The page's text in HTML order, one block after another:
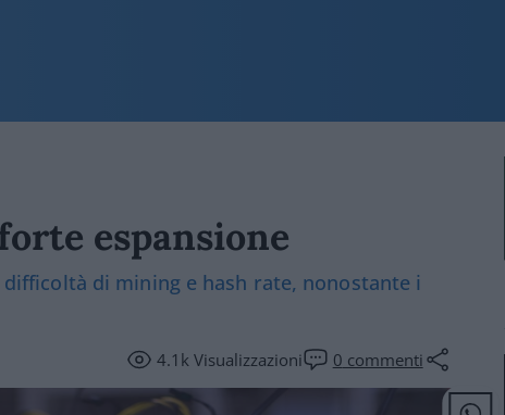
espansione
di mining e hash rate, nonostante i
4.1kVisualizzazioni 0 commenti